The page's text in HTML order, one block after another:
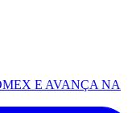
E AVANÇA NA